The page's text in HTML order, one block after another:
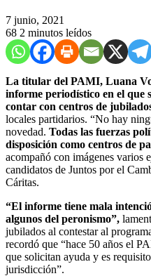
7 junio, 2021
68 2 minutos leídos
La titular del PAMI, Luana
informe periodístico en el que
contar con centros de
locales partidarios. “No hay
novedad. Todas las fuerzas
disposición como centros de
acompañó con imágenes varios
candidatos de Juntos por el
Cáritas.
“El informe tiene mala
algunos del peronismo”,
jubilados al contestar al
recordó que “hace 50 años el
que solicitan ayuda y es
jurisdicción”.